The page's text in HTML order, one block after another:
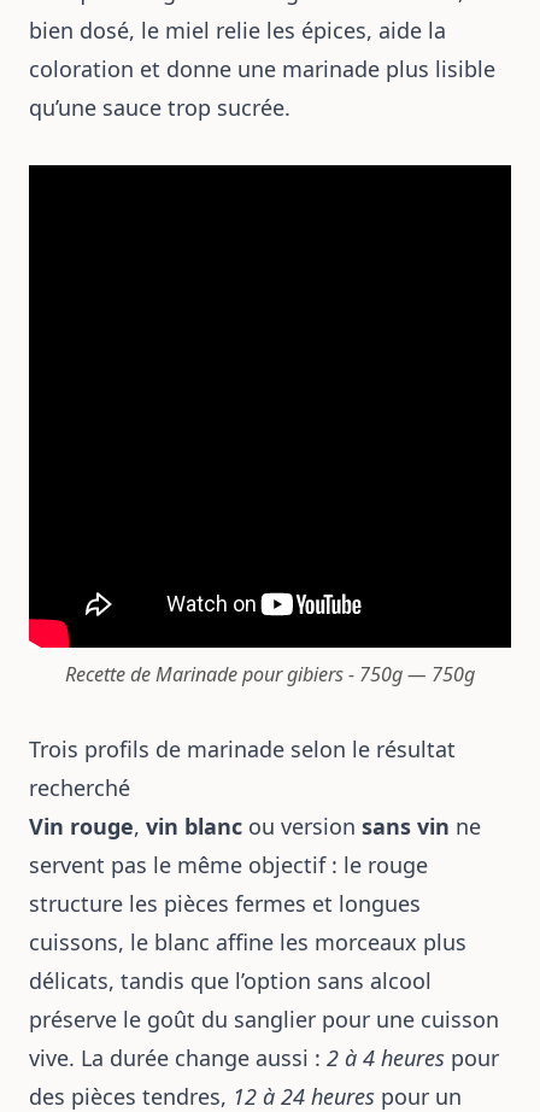
bien dosé, le miel relie les épices, aide la
coloration et donne une marinade plus lisible
qu’une sauce trop sucrée.
Recette de Marinade pour gibiers - 750g — 750g
Trois profils de marinade selon le résultat
recherché
Vin rouge, vin blanc ou version sans vin ne
servent pas le même objectif : le rouge
structure les pièces fermes et longues
cuissons, le blanc affine les morceaux plus
délicats, tandis que l’option sans alcool
préserve le goût du sanglier pour une cuisson
vive. La durée change aussi : 2 à 4 heures pour
des pièces tendres, 12 à 24 heures pour un